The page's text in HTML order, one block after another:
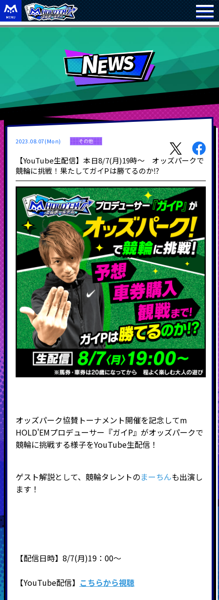
2023.08.07(Mon) その他
【YouTube生配信】本日8/7(月)19時～ オッズパークで
競輪に挑戦！果たしてガイPは勝てるのか⁉
オッズパーク協賛トーナメント開催を記念してm
HOLD'EMプロデューサー『ガイP』がオッズパークで
競輪に挑戦する様子をYouTube生配信！
ゲスト解説として、競輪タレントのまーちんも出演し
ます！
【配信日時】8/7(月)19：00～
【YouTube配信】 こちらから視聴